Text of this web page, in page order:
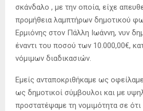
σκάνδαλο , με την οποία, είχε
προμήθεια λαμπτήρων δημοτικού
Ερμιόνης στον Πάλλη Ιωάννη, νυν
έναντι του ποσού των 10.000,00€,
νόμιμων διαδικασιών.
Εμείς ανταποκριθήκαμε ως
ως δημοτικοί σύμβουλοι και με
προστατέψαμε τη νομιμότητα σε